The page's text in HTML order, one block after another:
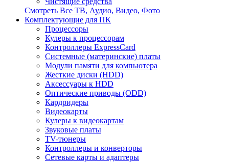
Смотреть Все ТВ, Аудио, Видео, Фото
Комплектующие для ПК
Процессоры
Кулеры к процессорам
Контроллеры ExpressCard
Системные (материнские) платы
Модули памяти для компьютера
Жесткие диски (HDD)
Аксессуары к HDD
Оптические приводы (ODD)
Кардридеры
Видеокарты
Кулеры к видеокартам
Звуковые платы
TV-тюнеры
Контроллеры и конверторы
Сетевые карты и адаптеры